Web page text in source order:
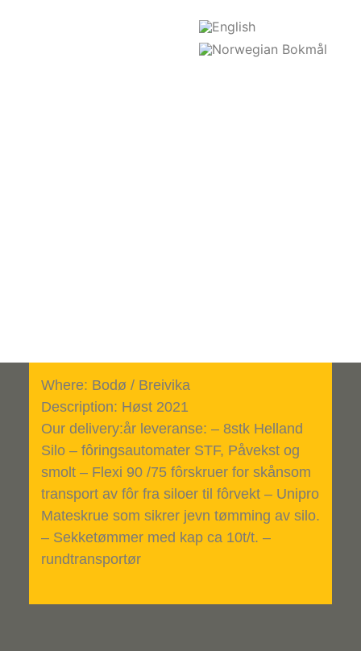
Where: Bodø / Breivika
Description: Høst 2021
Our delivery:år leveranse: – 8stk Helland
Silo – fôringsautomater STF, Påvekst og
smolt – Flexi 90 /75 fôrskruer for skånsom
transport av fôr fra siloer til fôrvekt – Unipro
Mateskrue som sikrer jevn tømming av silo.
– Sekketømmer med kap ca 10t/t. –
rundtransportør